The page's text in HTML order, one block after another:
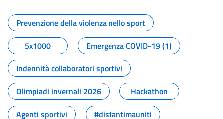
Tutti i contenuti della pagina
Prevenzione della violenza nello sport
5x1000
Emergenza COVID-19 (1)
Indennità collaboratori sportivi
Olimpiadi invernali 2026
Hackathon
Agenti sportivi
#distantimauniti